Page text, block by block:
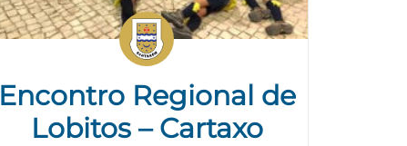
Encontro Regional de
Lobitos – Cartaxo